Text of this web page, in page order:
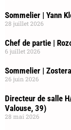
Sommelier | Yann
28 juillet 2026
Chef de partie |
6 juillet 2026
Sommelier |
26 juin 2026
Directeur de salle
Valouse, 39)
28 mai 2026